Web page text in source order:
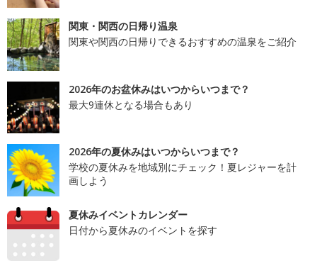
関東・関西の日帰り温泉
関東や関西の日帰りできるおすすめの温泉をご紹介
2026年のお盆休みはいつからいつまで？
最大9連休となる場合もあり
2026年の夏休みはいつからいつまで？
学校の夏休みを地域別にチェック！夏レジャーを計
画しよう
夏休みイベントカレンダー
日付から夏休みのイベントを探す